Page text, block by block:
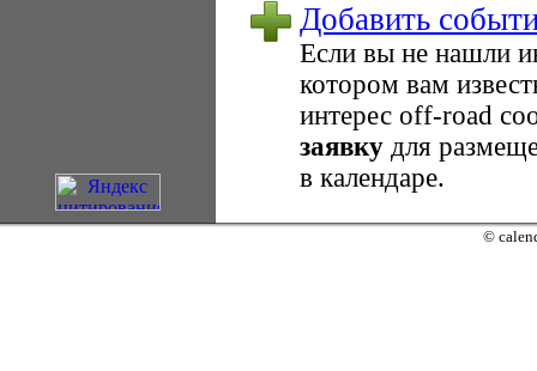
Добавить
Если вы не нашли
котором вам
интерес оff-road
заявку для
в календаре.
©